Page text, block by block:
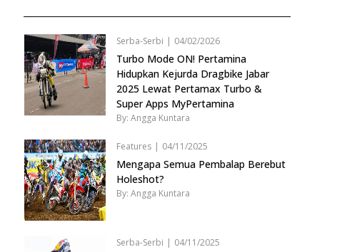
Serba-Serbi | 04/02/2026
Turbo Mode ON! Pertamina
Hidupkan Kejurda Dragbike Jabar
2025 Lewat Pertamax Turbo &
Super Apps MyPertamina
By: Angga Kuntara
Features | 04/11/2025
Mengapa Semua Pembalap Berebut
Holeshot?
By: Angga Kuntara
Serba-Serbi | 04/11/2025